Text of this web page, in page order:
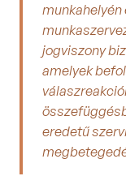
munkahelyén
jogviszony
amelyek
eredetű